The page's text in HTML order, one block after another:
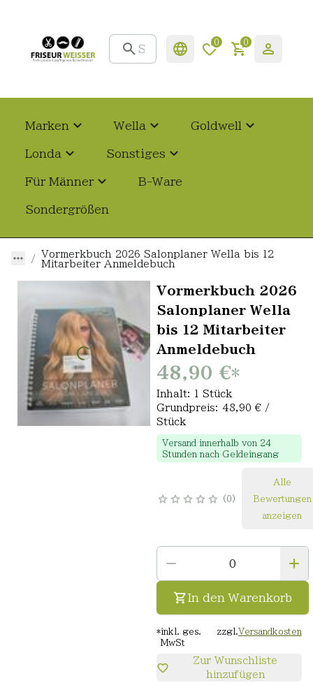
0 0
Marken Wella Goldwell
Londa Sonstiges
Für Männer B-Ware
Sondergrößen
Vormerkbuch 2026 Salonplaner Wella bis 12
Mitarbeiter Anmeldebuch
Vormerkbuch 2026
Salonplaner Wella
bis 12 Mitarbeiter
Anmeldebuch
48,90 €*
Inhalt: 1 Stück
Grundpreis: 48,90 € /
Stück
Versand innerhalb von 24
Stunden nach Geldeingang
0
Alle
Bewertungen
anzeigen
In den Warenkorb
*inkl. ges.
MwSt
zzgl. Versandkosten
Zur Wunschliste
hinzufügen